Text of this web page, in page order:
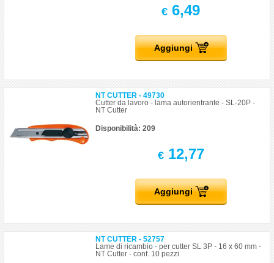
€ 6,49
Aggiungi
NT CUTTER - 49730
Cutter da lavoro - lama autorientrante - SL-20P -
NT Cutter
Disponibilità: 209
€12,77
Aggiungi
NT CUTTER - 52757
Lame di ricambio - per cutter SL 3P - 16 x 60 mm -
NT Cutter - conf. 10 pezzi